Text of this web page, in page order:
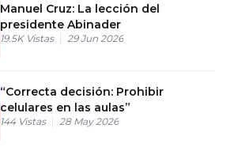
Manuel Cruz: La lección del
presidente Abinader
19.5K Vistas 29 Jun 2026
“Correcta decisión: Prohibir
celulares en las aulas”
144 Vistas 28 May 2026